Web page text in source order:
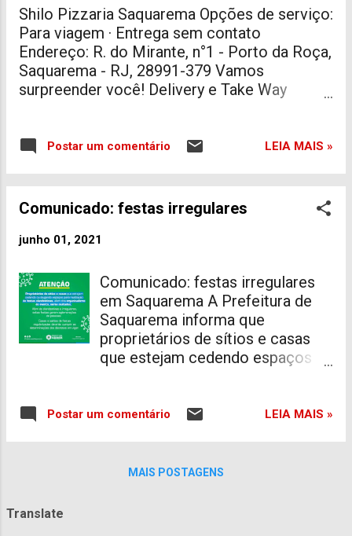
aqui
Shilo Pizzaria Saquarema Opções de serviço:
Para viagem · Entrega sem contato
Endereço: R. do Mirante, n°1 - Porto da Roça,
Saquarema - RJ, 28991-379 Vamos
surpreender você! Delivery e Take Way
em saquarema delivery #cantinho da pizza
saquarema
Postar um comentário LEIA MAIS »
Comunicado: festas irregulares
junho 01, 2021
Comunicado: festas irregulares
em Saquarema A Prefeitura de
Saquarema informa que
proprietários de sítios e casas
que estejam cedendo espaços
organizadores, serão multados.
propagação do coronavírus. Para
Postar um comentário LEIA MAIS »
MAIS POSTAGENS
Translate